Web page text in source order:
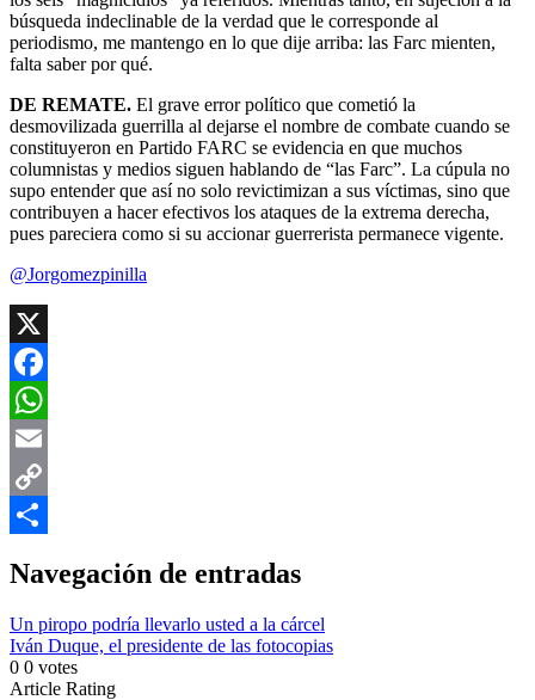
búsqueda indeclinable de la verdad que le corresponde al
periodismo, me mantengo en lo que dije arriba: las Farc mienten,
falta saber por qué.
DE REMATE. El grave error político que cometió la
desmovilizada guerrilla al dejarse el nombre de combate cuando se
constituyeron en Partido FARC se evidencia en que muchos
columnistas y medios siguen hablando de “las Farc”. La cúpula no
supo entender que así no solo revictimizan a sus víctimas, sino que
contribuyen a hacer efectivos los ataques de la extrema derecha,
pues pareciera como si su accionar guerrerista permanece vigente.
@Jorgomezpinilla
X
Facebook
WhatsApp
Email
Copy
Navegación de entradas
Un piropo podría llevarlo usted a la cárcel
Iván Duque, el presidente de las fotocopias
0 0 votes
Article Rating